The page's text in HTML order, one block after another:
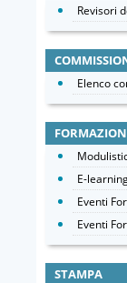
Revisori
Elenco
E-
Eventi
Eventi
STAMPA